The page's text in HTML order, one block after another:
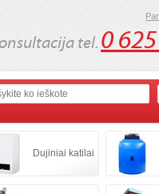
tel. 0
Dujiniai katilai